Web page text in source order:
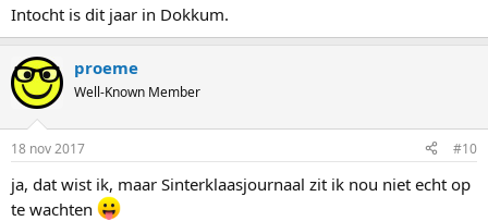
Intocht is dit jaar in Dokkum.
proeme
Well-Known Member
18 nov 2017 #10
ja, dat wist ik, maar Sinterklaasjournaal zit ik nou niet echt op
te wachten